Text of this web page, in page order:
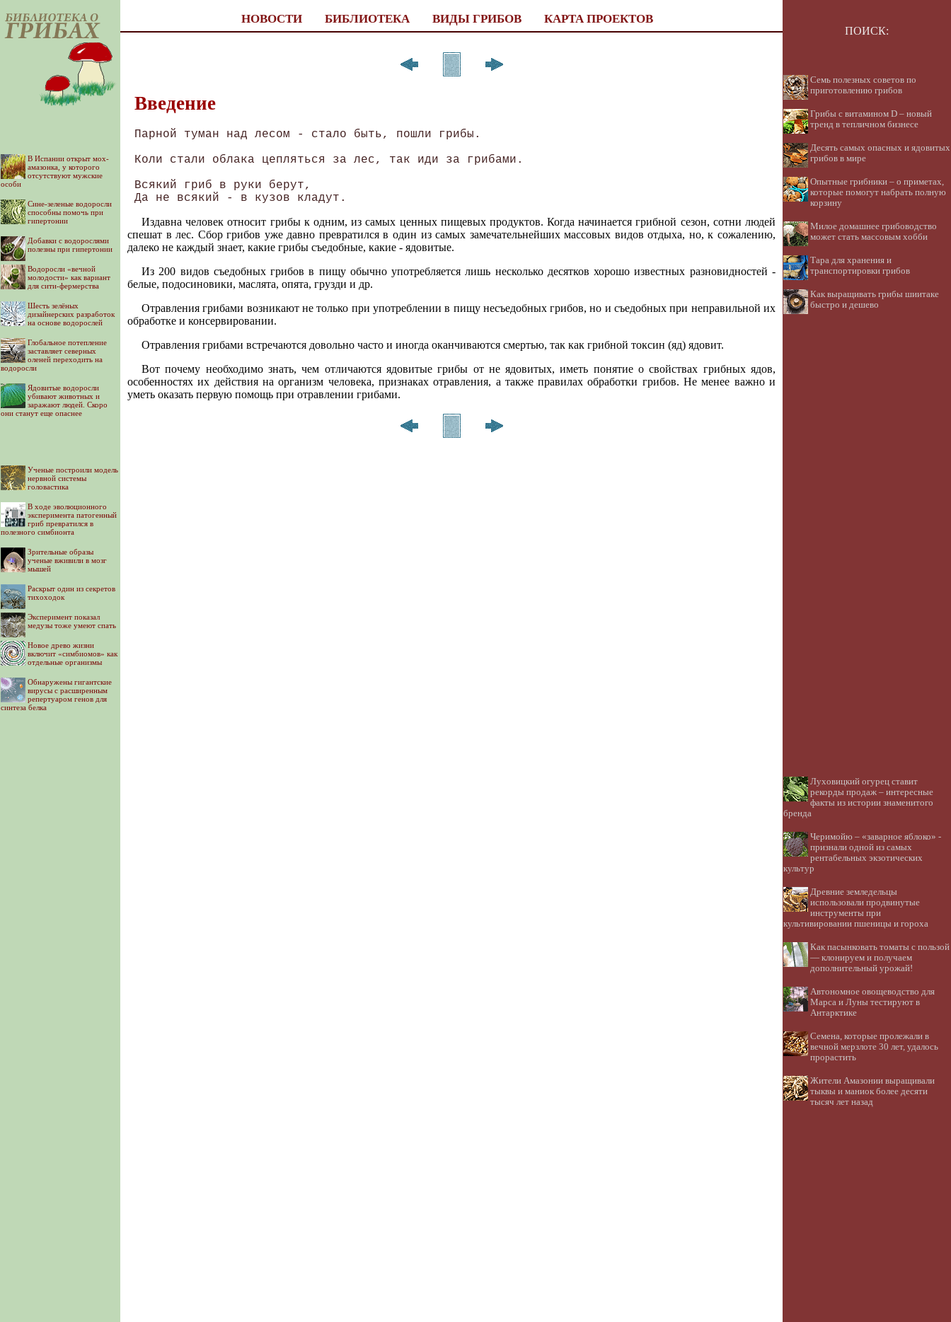
В Испании открыт мох-
амазонка, у которого
отсутствуют мужские
особи
Сине-зеленые водоросли
способны помочь при
гипертонии
Добавки с водорослями
полезны при гипертонии
Водоросли «вечной
молодости» как вариант
для сити-фермерства
Шесть зелёных
дизайнерских разработок
на основе водорослей
Глобальное потепление
заставляет северных
оленей переходить на
водоросли
Ядовитые водоросли
убивают животных и
заражают людей. Скоро
они станут еще опаснее
Ученые построили модель
нервной системы
головастика
В ходе эволюционного
эксперимента патогенный
гриб превратился в
полезного симбионта
Зрительные образы
ученые вживили в мозг
мышей
Раскрыт один из секретов
тихоходок
Эксперимент показал
медузы тоже умеют спать
Новое древо жизни
включит «симбиомов» как
отдельные организмы
Обнаружены гигантские
вирусы с расширенным
репертуаром генов для
синтеза белка
НОВОСТИ БИБЛИОТЕКА ВИДЫ ГРИБОВ КАРТА ПРОЕКТОВ
Введение
Парной туман над лесом - стало быть, пошли грибы.
Коли стали облака цепляться за лес, так иди за грибами.
Всякий гриб в руки берут,
Издавна человек относит грибы к одним, из самых ценных пищевых продуктов. Когда начинается грибной сезон, сотни людей
спешат в лес. Сбор грибов уже давно превратился в один из самых замечательнейших массовых видов отдыха, но, к сожалению,
далеко не каждый знает, какие грибы съедобные, какие - ядовитые.
Из 200 видов съедобных грибов в пищу обычно употребляется лишь несколько десятков хорошо известных разновидностей -
белые, подосиновики, маслята, опята, грузди и др.
Отравления грибами возникают не только при употреблении в пищу несъедобных грибов, но и съедобных при неправильной их
обработке и консервировании.
Отравления грибами встречаются довольно часто и иногда оканчиваются смертью, так как грибной токсин (яд) ядовит.
Вот почему необходимо знать, чем отличаются ядовитые грибы от не ядовитых, иметь понятие о свойствах грибных ядов,
особенностях их действия на организм человека, признаках отравления, а также правилах обработки грибов. Не менее важно и
уметь оказать первую помощь при отравлении грибами.
ПОИСК:
Семь полезных советов по
приготовлению грибов
Грибы с витамином D – новый
тренд в тепличном бизнесе
Десять самых опасных и ядовитых
грибов в мире
Опытные грибники – о приметах,
которые помогут набрать полную
корзину
Милое домашнее грибоводство
может стать массовым хобби
Тара для хранения и
транспортировки грибов
Как выращивать грибы шиитаке
быстро и дешево
Луховицкий огурец ставит
рекорды продаж – интересные
факты из истории знаменитого
бренда
Черимойю – «заварное яблоко» -
признали одной из самых
рентабельных экзотических
культур
Древние земледельцы
использовали продвинутые
инструменты при
культивировании пшеницы и гороха
Как пасынковать томаты с пользой
— клонируем и получаем
дополнительный урожай!
Автономное овощеводство для
Марса и Луны тестируют в
Антарктике
Семена, которые пролежали в
вечной мерзлоте 30 лет, удалось
прорастить
Жители Амазонии выращивали
тыквы и маниок более десяти
тысяч лет назад